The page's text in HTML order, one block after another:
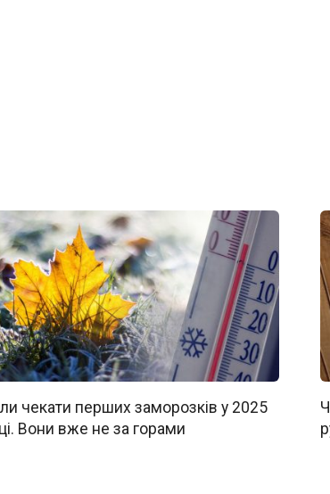
чекати перших заморозків у 2025
Вони вже не за горами